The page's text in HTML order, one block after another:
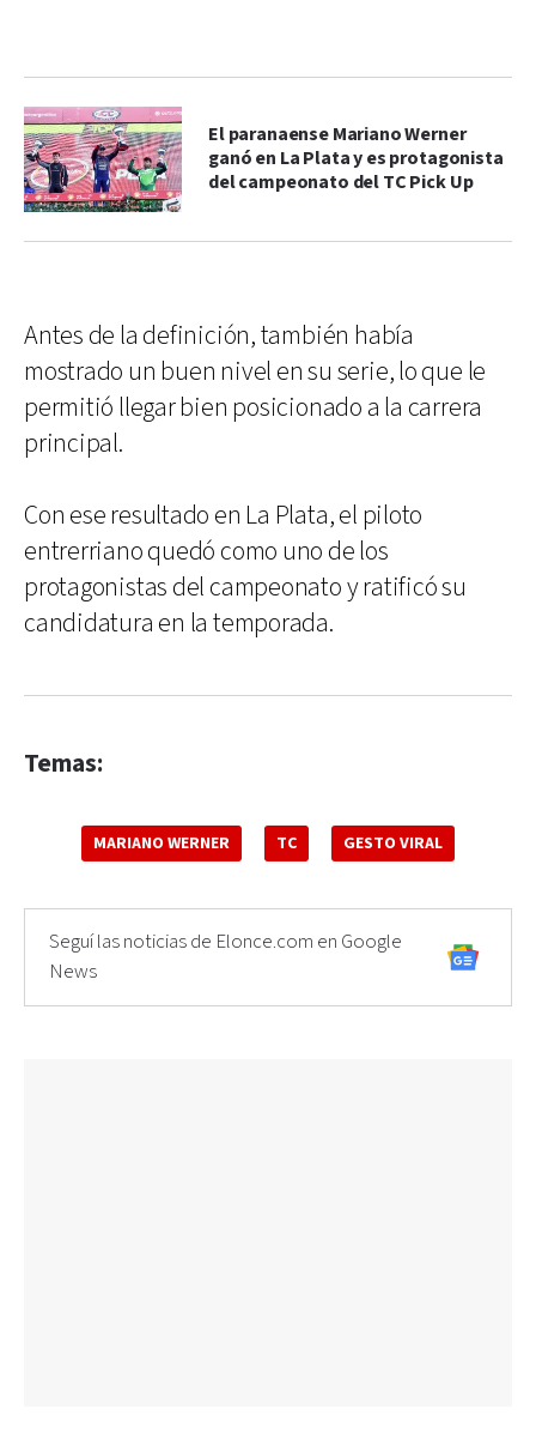
El paranaense Mariano Werner
ganó en La Plata y es protagonista
del campeonato del TC Pick Up
Antes de la definición, también había
mostrado un buen nivel en su serie, lo que le
permitió llegar bien posicionado a la carrera
principal.
Con ese resultado en La Plata, el piloto
entrerriano quedó como uno de los
protagonistas del campeonato y ratificó su
candidatura en la temporada.
Temas:
MARIANO WERNER TC GESTO VIRAL
Seguí las noticias de Elonce.com en Google
News